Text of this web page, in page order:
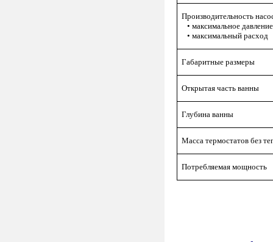
Производительность
• максимальное давление
• максимальный расход
Габаритные размеры
Открытая часть ванны
Глубина ванны
Масса термостатов без
Потребляемая мощность